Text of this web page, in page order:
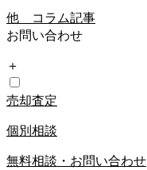
他 コラム記事
お問い合わせ
＋
売却査定
個別相談
無料相談・お問い合わせ